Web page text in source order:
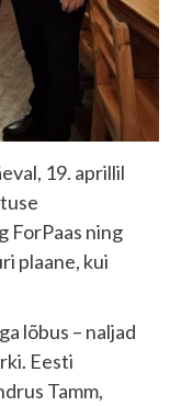
19. aprillil
ForPaas ning
plaane, kui
lõbus – naljad
Eesti
Tamm,